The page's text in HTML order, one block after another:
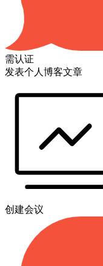
需认证
发表个人博客文章
创建会议